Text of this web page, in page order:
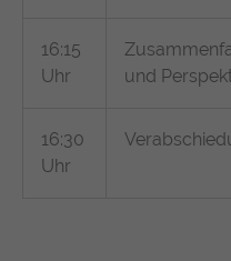
16:15
Uhr
und
16:30
Uhr